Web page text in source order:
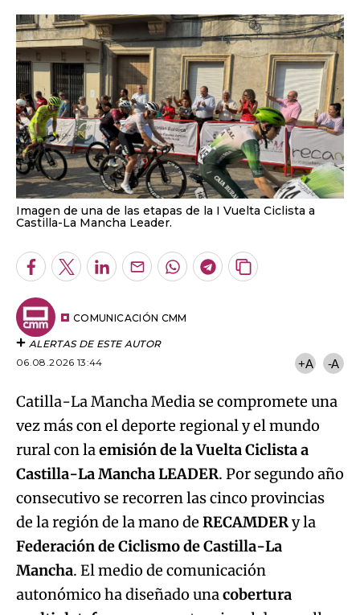
Imagen de una de las etapas de la I Vuelta Ciclista a
Castilla-La Mancha Leader.
Facebook
TwitterLinkedInEnviarWhatsapp
Telegram
Copiar
COMUNICACIÓN CMM
ALERTAS DE ESTE AUTOR
06.08.2026 13:44
+A -A
Catilla-La Mancha Media se compromete una
vez más con el deporte regional y el mundo
rural con laemisión de la Vuelta Ciclista a
Castilla-La Mancha LEADER. Por segundo año
consecutivo se recorren las cinco provincias
de la región de la mano de RECAMDERy la
Federación de Ciclismo de Castilla-La
Mancha. El medio de comunicación
autonómico ha diseñado unacobertura